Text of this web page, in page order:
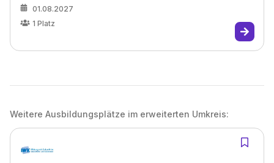
01.08.2027
1 Platz
Weitere Ausbildungsplätze im erweiterten Umkreis: